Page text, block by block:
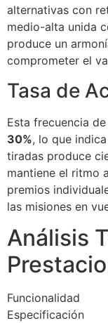
alternativas con
medio-alta unida
produce un
comprometer el
Tasa de
Esta frecuencia
30%, lo que
tiradas produce
mantiene el ritmo
premios
las misiones en
Análisis
Funcionalidad
Especificación